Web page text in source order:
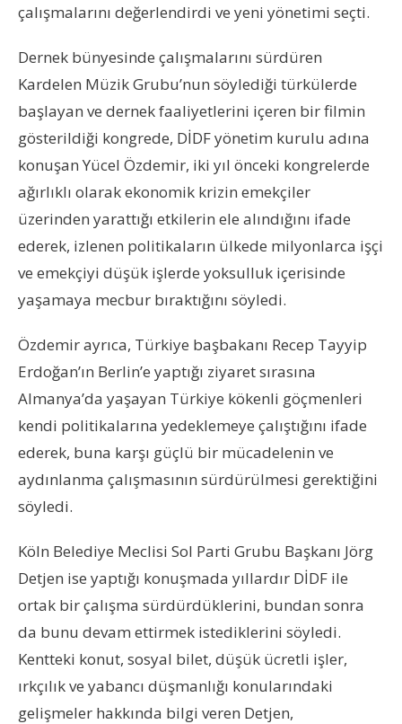
çalışmalarını değerlendirdi ve yeni yönetimi seçti.
Dernek bünyesinde çalışmalarını sürdüren
Kardelen Müzik Grubu’nun söylediği türkülerde
başlayan ve dernek faaliyetlerini içeren bir filmin
gösterildiği kongrede, DİDF yönetim kurulu adına
konuşan Yücel Özdemir, iki yıl önceki kongrelerde
ağırlıklı olarak ekonomik krizin emekçiler
üzerinden yarattığı etkilerin ele alındığını ifade
ederek, izlenen politikaların ülkede milyonlarca işçi
ve emekçiyi düşük işlerde yoksulluk içerisinde
yaşamaya mecbur bıraktığını söyledi.
Özdemir ayrıca, Türkiye başbakanı Recep Tayyip
Erdoğan’ın Berlin’e yaptığı ziyaret sırasına
Almanya’da yaşayan Türkiye kökenli göçmenleri
kendi politikalarına yedeklemeye çalıştığını ifade
ederek, buna karşı güçlü bir mücadelenin ve
aydınlanma çalışmasının sürdürülmesi gerektiğini
söyledi.
Köln Belediye Meclisi Sol Parti Grubu Başkanı Jörg
Detjen ise yaptığı konuşmada yıllardır DİDF ile
ortak bir çalışma sürdürdüklerini, bundan sonra
da bunu devam ettirmek istediklerini söyledi.
Kentteki konut, sosyal bilet, düşük ücretli işler,
ırkçılık ve yabancı düşmanlığı konularındaki
gelişmeler hakkında bilgi veren Detjen,